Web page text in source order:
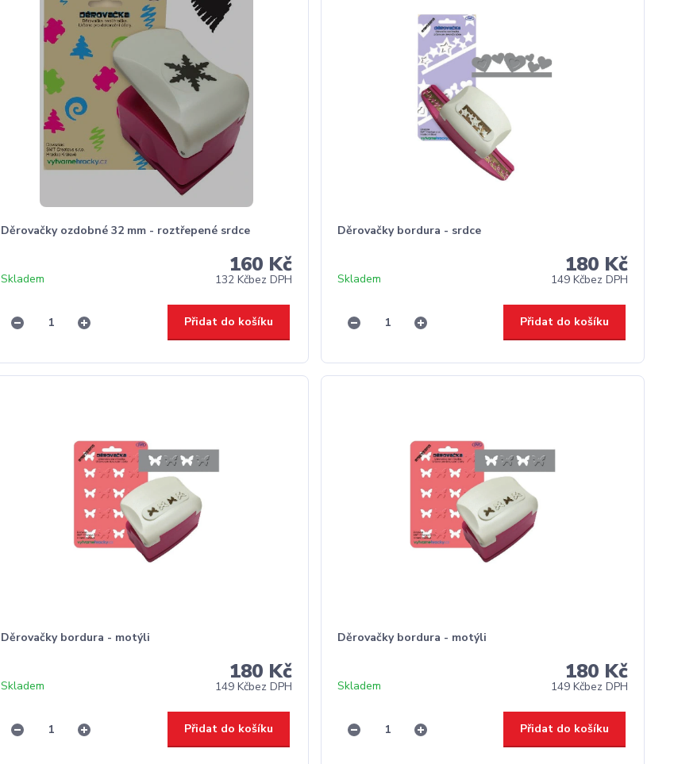
Děrovačky ozdobné 32 mm - roztřepené srdce
160 Kč
132 Kčbez DPH
Skladem
Přidat do košíku
Děrovačky bordura - srdce
180 Kč
149 Kčbez DPH
Skladem
Přidat do košíku
Děrovačky bordura - motýli
180 Kč
149 Kčbez DPH
Skladem
Přidat do košíku
Děrovačky bordura - motýli
180 Kč
149 Kčbez DPH
Skladem
Přidat do košíku